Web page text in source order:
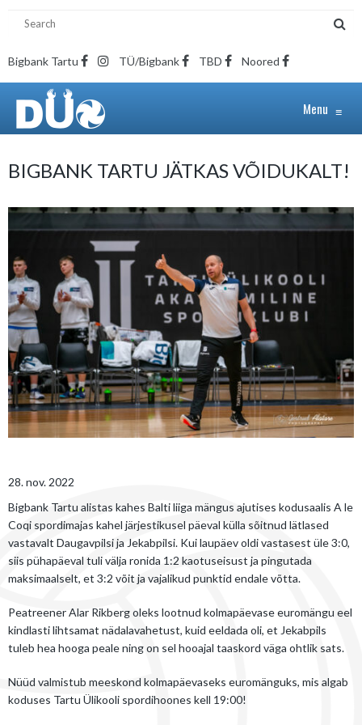
Bigbank Tartu TÜ/Bigbank TBD Noored
Menu ≡
BIGBANK TARTU JÄTKAS VÕIDUKALT!
28. nov. 2022
Bigbank Tartu alistas kahes Balti liiga mängus ajutises kodusaalis A le
Coqi spordimajas kahel järjestikusel päeval külla sõitnud lätlased
vastavalt Daugavpilsi ja Jekabpilsi. Kui laupäev oldi vastasest üle 3:0,
siis pühapäeval tuli välja ronida 1:2 kaotuseisust ja pingutada
maksimaalselt, et 3:2 võit ja vajalikud punktid endale võtta.
Peatreener Alar Rikberg oleks lootnud kolmapäevase euromängu eel
kindlasti lihtsamat nädalavahetust, kuid eeldada oli, et Jekabpils
tuleb hea hooga peale ning on sel hooajal taaskord väga ohtlik sats.
Nüüd valmistub meeskond kolmapäevaseks euromänguks, mis algab
koduses Tartu Ülikooli spordihoones kell 19:00!